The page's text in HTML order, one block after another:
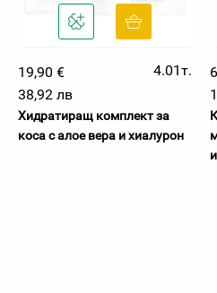
19,90 €
4.01т.
38,92 лв
Хидратиращ комплект за
коса с алое вера и хиалурон